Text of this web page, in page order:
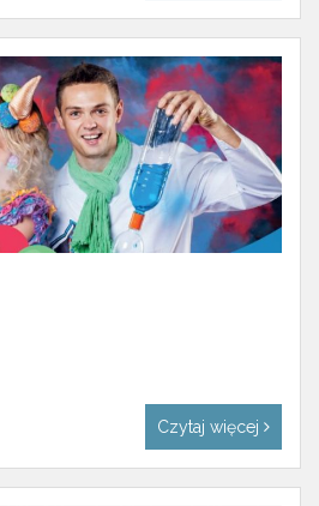
Czytaj więcej